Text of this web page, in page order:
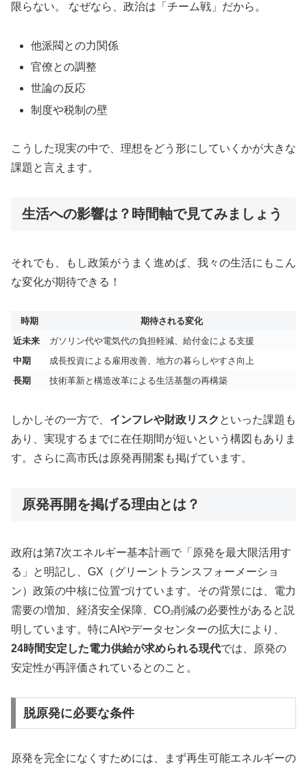
限らない。 なぜなら、政治は「チーム戦」だから。
他派閥との力関係
官僚との調整
世論の反応
制度や税制の壁
こうした現実の中で、理想をどう形にしていくかが大きな
課題と言えます。
生活への影響は？時間軸で見てみましょう
それでも、もし政策がうまく進めば、我々の生活にもこん
な変化が期待できる！
時期
期待される変化
近未来
ガソリン代や電気代の負担軽減、給付金による支援
中期
成長投資による雇用改善、地方の暮らしやすさ向上
長期
技術革新と構造改革による生活基盤の再構築
しかしその一方で、 インフレや財政リスク といった課題も
あり、実現するまでに在任期間が短いという構図もありま
す。さらに高市氏は原発再開案も掲げています。
原発再開を掲げる理由とは？
政府は第7次エネルギー基本計画で「原発を最大限活用す
る」と明記し、GX（グリーントランスフォーメーショ
ン）政策の中核に位置づけています。その背景には、電力
需要の増加、経済安全保障、CO₂削減の必要性があると説
明しています。特にAIやデータセンターの拡大により、
24時間安定した電力供給が求められる現代では、原発の
安定性が再評価されているとのこと。
脱原発に必要な条件
原発を完全になくすためには、まず再生可能エネルギーの